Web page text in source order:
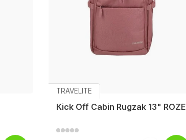
TRAVELITE
Kick Off Cabin Rugzak 13" ROZE